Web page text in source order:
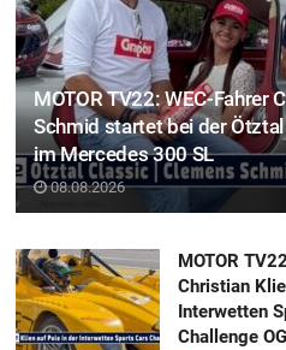
MOTOR TV22: WEC-Fahrer
Schmid startet bei der
im Mercedes 300 SL
08.08.2026
MOTOR
Christian
Interwetten
Challenge